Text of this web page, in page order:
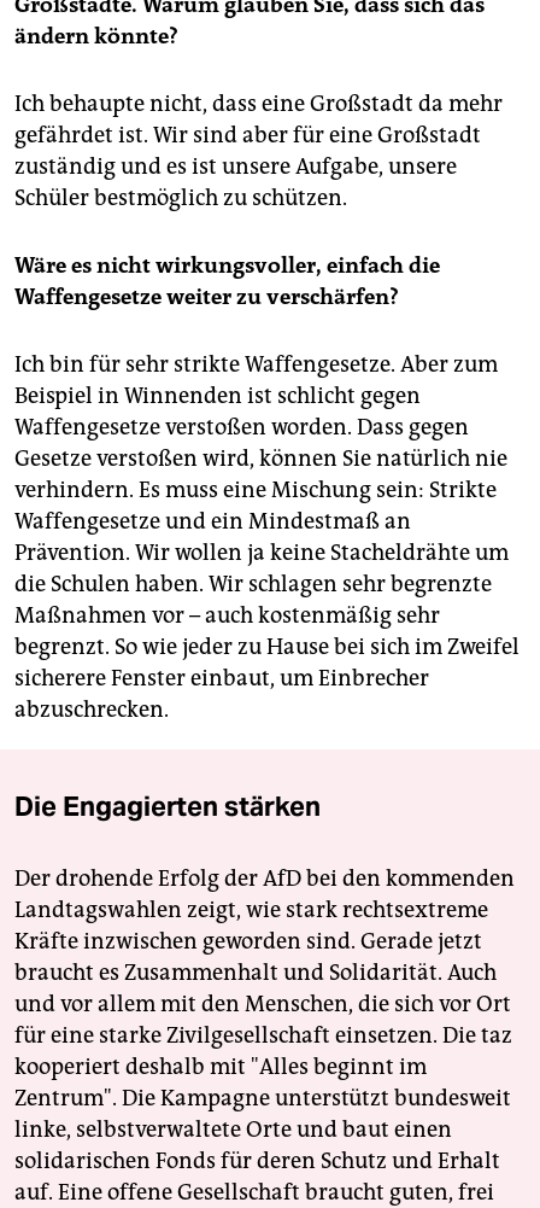
ändern könnte?
Ich behaupte nicht, dass eine Großstadt da mehr
gefährdet ist. Wir sind aber für eine Großstadt
zuständig und es ist unsere Aufgabe, unsere
Schüler bestmöglich zu schützen.
Wäre es nicht wirkungsvoller, einfach die
Waffengesetze weiter zu verschärfen?
Ich bin für sehr strikte Waffengesetze. Aber zum
Beispiel in Winnenden ist schlicht gegen
Waffengesetze verstoßen worden. Dass gegen
Gesetze verstoßen wird, können Sie natürlich nie
verhindern. Es muss eine Mischung sein: Strikte
Waffengesetze und ein Mindestmaß an
Prävention. Wir wollen ja keine Stacheldrähte um
die Schulen haben. Wir schlagen sehr begrenzte
Maßnahmen vor – auch kostenmäßig sehr
begrenzt. So wie jeder zu Hause bei sich im Zweifel
sicherere Fenster einbaut, um Einbrecher
abzuschrecken.
Die Engagierten stärken
Der drohende Erfolg der AfD bei den kommenden
Landtagswahlen zeigt, wie stark rechtsextreme
Kräfte inzwischen geworden sind. Gerade jetzt
braucht es Zusammenhalt und Solidarität. Auch
und vor allem mit den Menschen, die sich vor Ort
für eine starke Zivilgesellschaft einsetzen. Die taz
kooperiert deshalb mit "Alles beginnt im
Zentrum". Die Kampagne unterstützt bundesweit
linke, selbstverwaltete Orte und baut einen
solidarischen Fonds für deren Schutz und Erhalt
auf. Eine offene Gesellschaft braucht guten, frei